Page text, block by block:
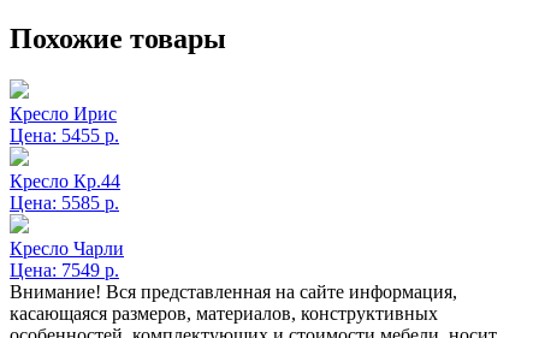
Похожие товары
Кресло Ирис
Цена: 5455 р.
Кресло Кр.44
Цена: 5585 р.
Кресло Чарли
Цена: 7549 р.
Внимание! Вся представленная на сайте информация,
касающаяся размеров, материалов, конструктивных